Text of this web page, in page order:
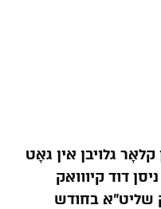
גלויבן אין גאָט
דוד קיווואק
שליט”א בחודש